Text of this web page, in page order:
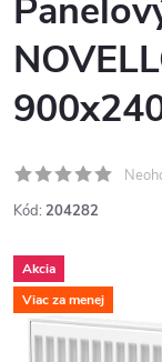
Kód: 204282
Akcia
Viac za menej